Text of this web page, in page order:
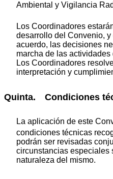
Ambiental y Vigilancia
Los Coordinadores
desarrollo del Convenio, y
acuerdo, las decisiones
marcha de las
Los Coordinadores
interpretación y
Quinta. Condiciones
La aplicación de este
condiciones técnicas
podrán ser revisadas
circunstancias especiales
naturaleza del mismo.